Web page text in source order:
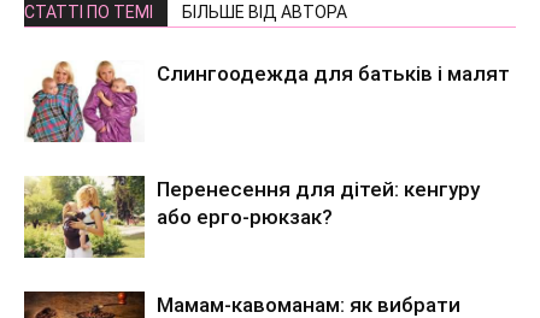
СТАТТІ ПО ТЕМІ БІЛЬШЕ ВІД АВТОРА
Слингоодежда для батьків і малят
Перенесення для дітей: кенгуру
або ерго-рюкзак?
Мамам-кавоманам: як вибрати